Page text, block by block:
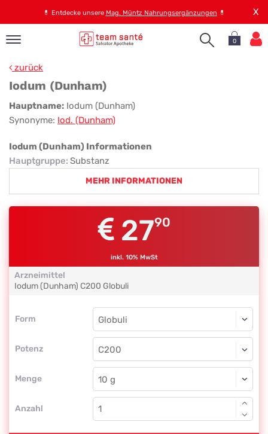
💊 Entdecke unsere Mag. Müntz Nahrungsergänzungen 💊 X
0
zurück
Iodum (Dunham)
Iodum
(Dunham)
Hauptname: Iodum (Dunham)
Synonyme: Iod. (Dunham)
Iodum (Dunham) Informationen
Hauptgruppe: Substanz
MEHR INFORMATIONEN
2790
inkl. 10% MwSt
Arzneimittel
Iodum (Dunham) C200 Globuli
Form
Form
Potenz
Globuli
C200
Menge
Globuli
Anzahl